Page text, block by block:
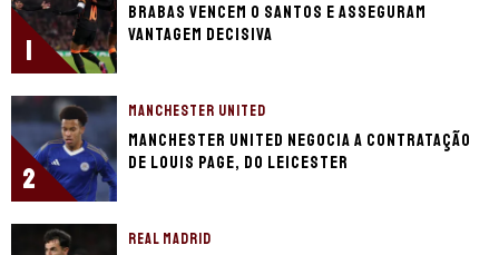
1
Brabas vencem o Santos e asseguram
vantagem decisiva
2
MANCHESTER UNITED
Manchester United negocia a contratação
de Louis Page, do Leicester
REAL MADRID